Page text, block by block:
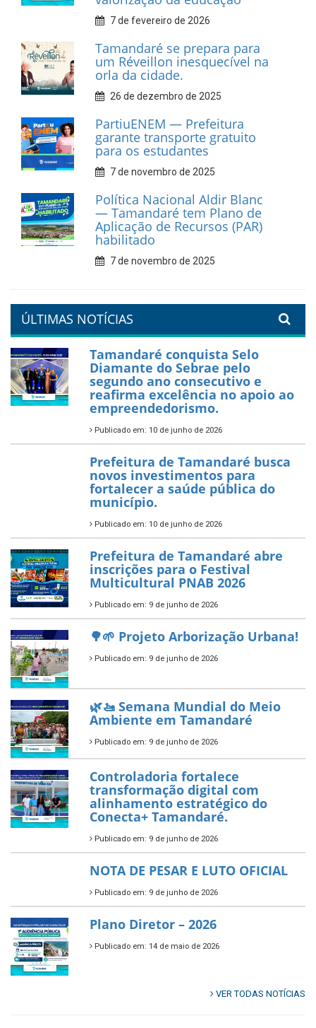
10 de fevereiro de 2026
Dia do Frevo: patrimônio
cultural em movimento
9 de fevereiro de 2026
Prefeitura de Tamandaré
fortalece apoio aos
catadores de materiais
recicláveis
9 de fevereiro de 2026
Prefeitura de Tamandaré
reforça diálogo e
compromisso com a
valorização da educação
7 de fevereiro de 2026
orla da cidade.
PartiuENEM — Prefeitura
garante transporte gratuito
para os estudantes
7 de novembro de 2025
Política Nacional Aldir Blanc
— Tamandaré tem Plano de
Aplicação de Recursos (PAR)
habilitado
7 de novembro de 2025
ÚLTIMAS NOTÍCIAS
Tamandaré conquista Selo
Diamante do Sebrae pelo
segundo ano consecutivo e
reafirma excelência no apoio ao
empreendedorismo.
Publicado em: 10 de junho de 2026
novos investimentos para
fortalecer a saúde pública do
município.
Publicado em: 10 de junho de 2026
Prefeitura de Tamandaré abre
inscrições para o Festival
Multicultural PNAB 2026
Publicado em: 9 de junho de 2026
🌳🌱 Projeto Arborização Urbana!
Publicado em: 9 de junho de 2026
🌿🚤 Semana Mundial do Meio
Ambiente em Tamandaré